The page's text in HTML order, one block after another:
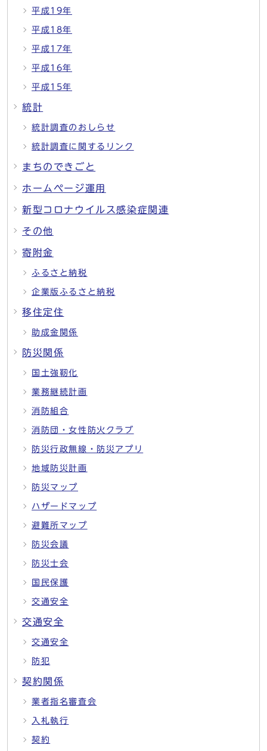
平成19年
平成18年
平成17年
平成16年
平成15年
統計
統計調査のおしらせ
統計調査に関するリンク
まちのできごと
ホームページ運用
新型コロナウイルス感染症関連
その他
寄附金
ふるさと納税
企業版ふるさと納税
移住定住
助成金関係
防災関係
国土強靭化
業務継続計画
消防組合
消防団・女性防火クラブ
防災行政無線・防災アプリ
地域防災計画
防災マップ
ハザードマップ
避難所マップ
防災会議
防災士会
国民保護
交通安全
交通安全
交通安全
防犯
契約関係
業者指名審査会
入札執行
契約